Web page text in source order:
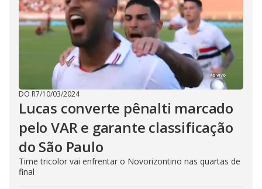
DO R7/10/03/2024
Lucas converte pênalti marcado
pelo VAR e garante classificação
do São Paulo
Time tricolor vai enfrentar o Novorizontino nas quartas de
final